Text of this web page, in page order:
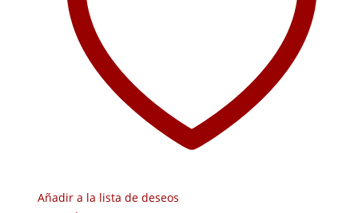
Añadir a la lista de deseos